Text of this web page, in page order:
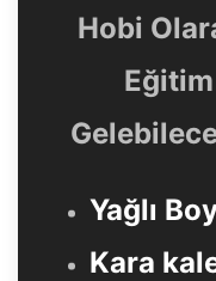
Hobi
Yağlı
Kara